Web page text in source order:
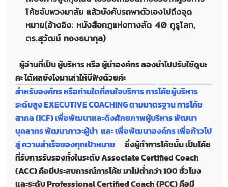
โค้ชจับพวงมาลัย แล้วบังคับรถพาตัวเองไปถึงจุด
หมาย(อ้างอิง: หนังสือกฎแห่งทางลัด 40 กูรูโลก,
ดร.สุวัฒน์ ทองธนากุล)
ผู้อ่านที่เป็น ผู้บริหาร หรือ ผู้นำองค์กร ลองนำไปปรับใช้ดูนะ
คะ ได้ผลยังไงมาเล่าให้บีฟังด้วยค่ะ
สำหรับองค์กร หรือท่านใดที่สนใจบริการ การโค้ชผู้บริหาร
ระดับสูง EXECUTIVE COACHING ตามมาตรฐาน การโค้ช
สากล (ICF) เพื่อพัฒนาและดึงศักยภาพผู้บริหาร พัฒนา
บุคลากร พัฒนาภาวะผู้นำ และ เพื่อพัฒนาองค์กร เพื่อก้าวไป
สู่ ความสำเร็จของทุกเป้าหมาย
ซึ่งผู้ทำการโค้ชนั้น เป็นโค้ช
ที่รับการรับรองทั้งในระดับ Associate Certified Coach
(ACC) คือมีประสบการณ์การโค้ช มาไม่ต่ำกว่า 100 ชั่วโมง
และระดับ Professional Certified Coach (PCC) คือมี